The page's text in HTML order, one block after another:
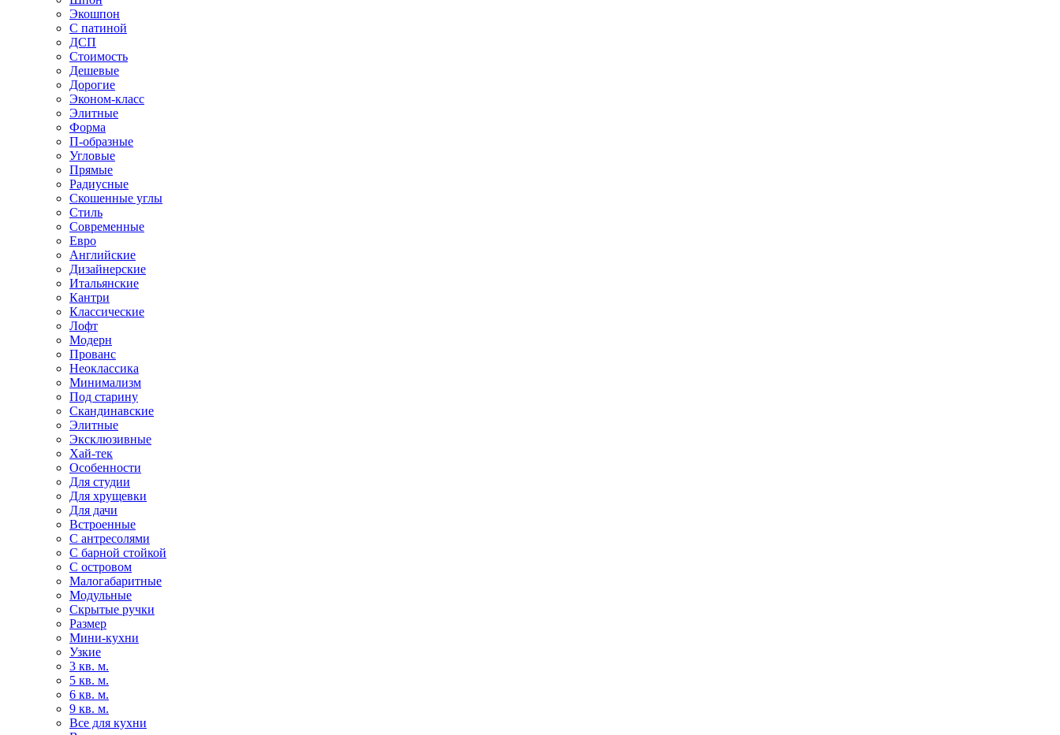
Экошпон
С патиной
ДСП
Стоимость
Дешевые
Дорогие
Эконом-класс
Элитные
Форма
П-образные
Угловые
Прямые
Радиусные
Скошенные углы
Стиль
Современные
Евро
Английские
Дизайнерские
Итальянские
Кантри
Классические
Лофт
Модерн
Прованс
Неоклассика
Минимализм
Под старину
Скандинавские
Элитные
Эксклюзивные
Хай-тек
Особенности
Для студии
Для хрущевки
Для дачи
Встроенные
С антресолями
С барной стойкой
С островом
Малогабаритные
Модульные
Скрытые ручки
Размер
Мини-кухни
Узкие
3 кв. м.
5 кв. м.
6 кв. м.
9 кв. м.
Все для кухни